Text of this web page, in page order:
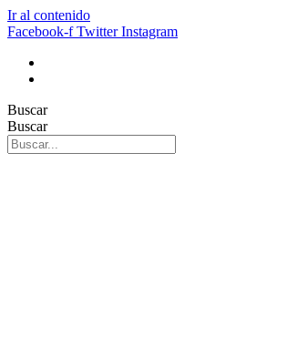
Ir al contenido
Facebook-f Twitter Instagram
Buscar
Buscar